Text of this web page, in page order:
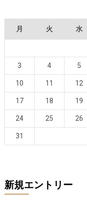
月 火 水
3 4 5
10 11 12
17 18 19
24 25 26
31
新規エントリー